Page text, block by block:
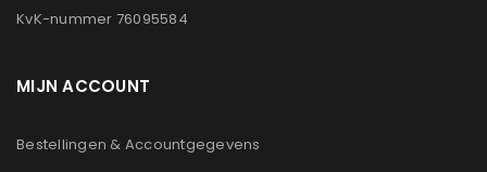
KvK-nummer 76095584
MIJN ACCOUNT
Bestellingen & Accountgegevens